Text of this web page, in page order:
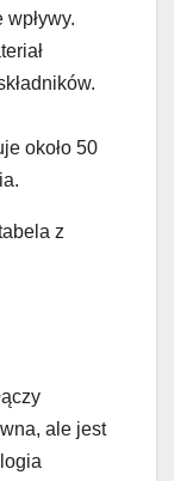
około 50
z
ale jest